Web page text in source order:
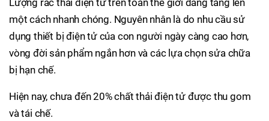
một cách nhanh chóng. Nguyên nhân là do nhu cầu sử
dụng thiết bị điện tử của con người ngày càng cao hơn,
vòng đời sản phẩm ngắn hơn và các lựa chọn sửa chữa
bị hạn chế.
Hiện nay, chưa đến 20% chất thải điện tử được thu gom
và tái chế.